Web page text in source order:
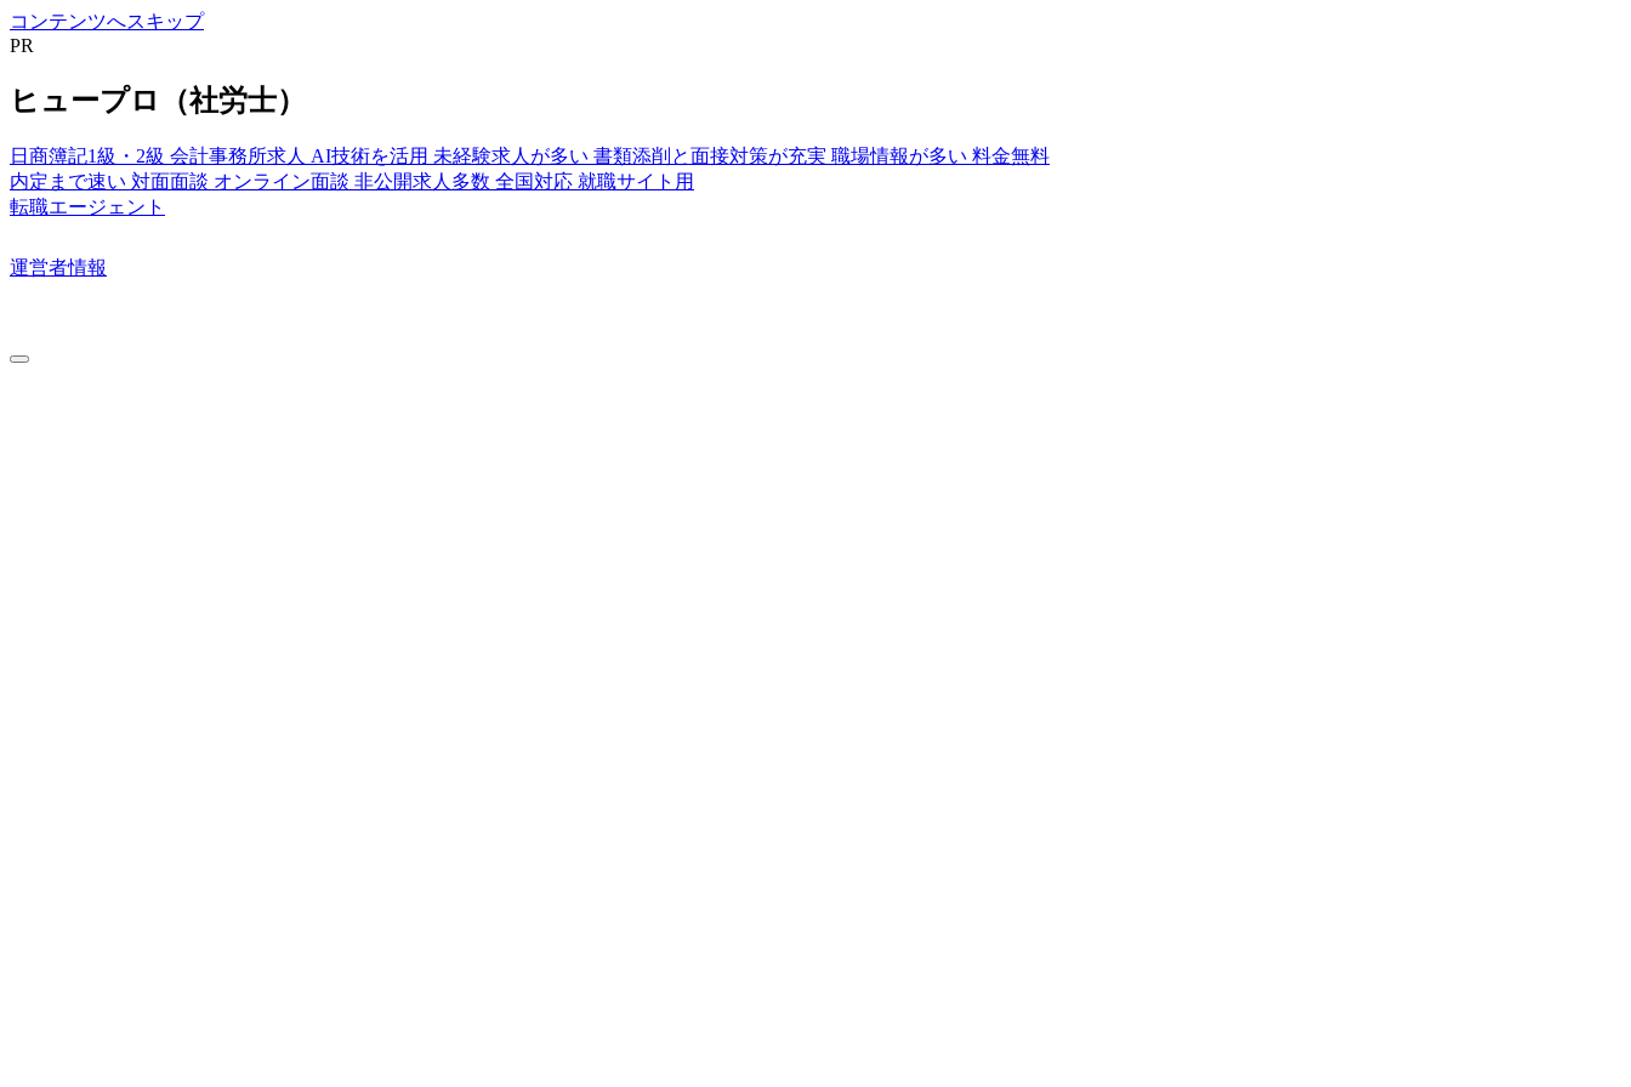
コンテンツへスキップ
PR
ヒュープロ（社労士）
日商簿記1級・2級 会計事務所求人 AI技術を活用 未経験求人が多い 書類添削と面接対策が充実 職場情報が多い 料金無料
内定まで速い 対面面談 オンライン面談 非公開求人多数 全国対応 就職サイト用
転職エージェント
運営者情報